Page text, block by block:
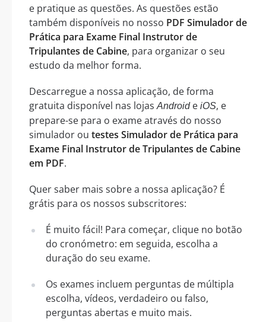
e pratique as questões. As questões estão
também disponíveis no nosso PDF Simulador de
Prática para Exame Final Instrutor de
Tripulantes de Cabine, para organizar o seu
estudo da melhor forma.
Descarregue a nossa aplicação, de forma
gratuita disponível nas lojasAndroide iOS, e
prepare-se para o exame através do nosso
simulador ou testes Simulador de Prática para
Exame Final Instrutor de Tripulantes de Cabine
em PDF.
Quer saber mais sobre a nossa aplicação? É
grátis para os nossos subscritores:
É muito fácil! Para começar, clique no botão
do cronómetro: em seguida, escolha a
duração do seu exame.
Os exames incluem perguntas de múltipla
escolha, vídeos, verdadeiro ou falso,
perguntas abertas e muito mais.